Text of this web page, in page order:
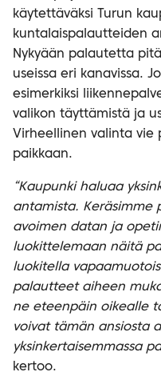
käytettäväksi Turun
kuntalaispalautteiden
Nykyään palautetta
useissa eri kanavissa.
esimerkiksi
valikon täyttämistä ja
Virheellinen valinta vie
paikkaan.
“Kaupunki haluaa
antamista. Keräsimme
avoimen datan ja
luokittelemaan näitä
luokitella
palautteet aiheen
ne eteenpäin oikealle
voivat tämän ansiosta
yksinkertaisemmassa
kertoo.